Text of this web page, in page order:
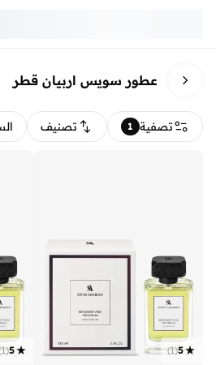
عطور سويس اربيان قطر
تصفية 1 تصنيف
5
(
1
)
5
(
1